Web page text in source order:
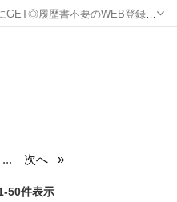
GET◎履歴書不要のWEB登録
沢周辺！20代～40代のスタッ
... 次へ
50件表示